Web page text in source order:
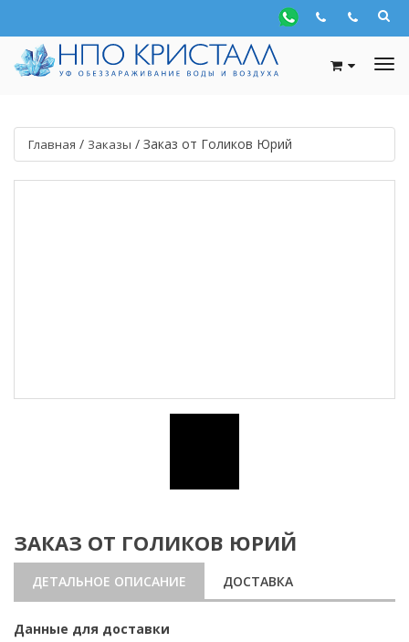
Главная / Заказы / Заказ от Голиков Юрий
ЗАКАЗ ОТ ГОЛИКОВ ЮРИЙ
ДЕТАЛЬНОЕ ОПИСАНИЕ ДОСТАВКА
Данные для доставки